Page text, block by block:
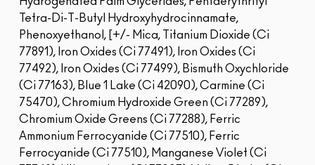
Tetra-Di-T-Butyl Hydroxyhydrocinnamate,
Phenoxyethanol, [+/- Mica, Titanium Dioxide (Ci
77891), Iron Oxides (Ci 77491), Iron Oxides (Ci
77492), Iron Oxides (Ci 77499), Bismuth Oxychloride
(Ci 77163), Blue 1 Lake (Ci 42090), Carmine (Ci
75470), Chromium Hydroxide Green (Ci 77289),
Chromium Oxide Greens (Ci 77288), Ferric
Ammonium Ferrocyanide (Ci 77510), Ferric
Ferrocyanide (Ci 77510), Manganese Violet (Ci